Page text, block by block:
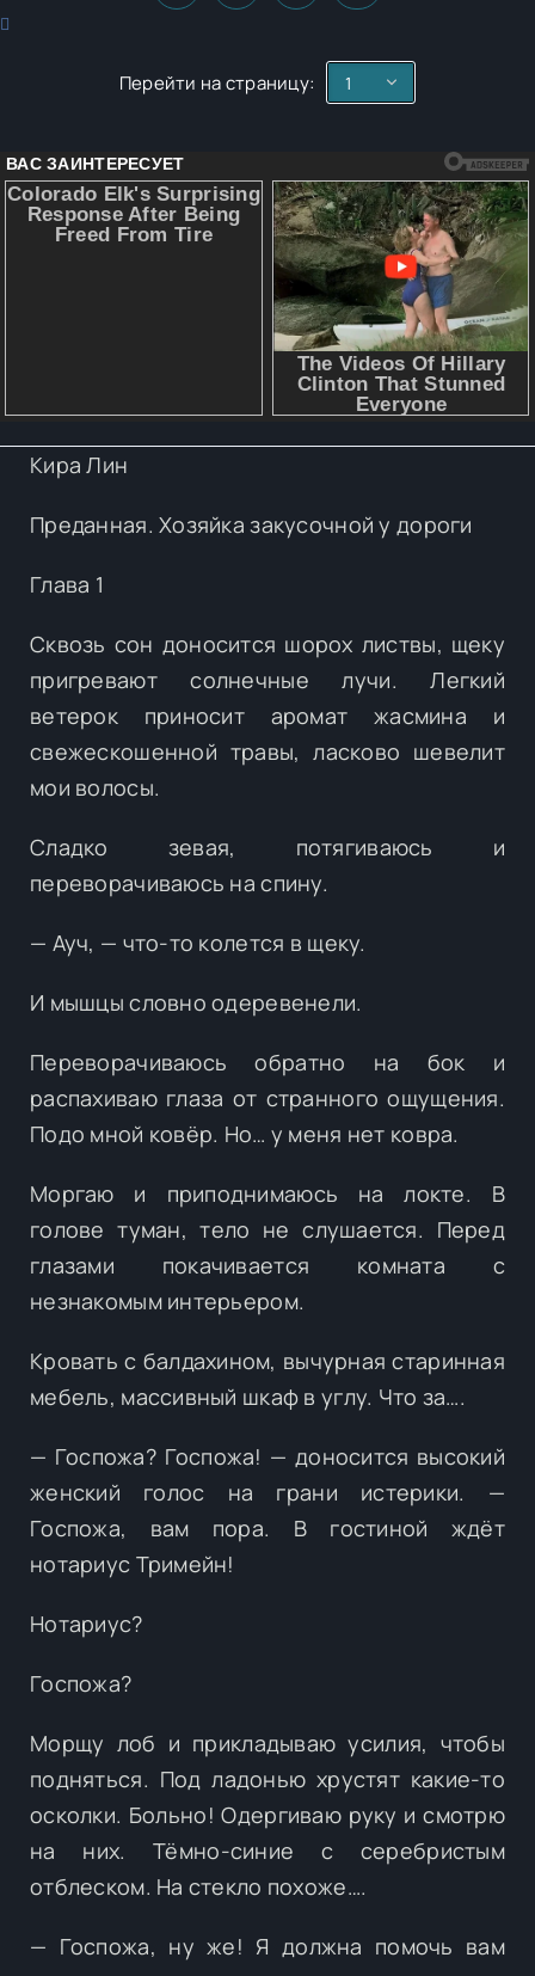
Перейти на страницу:
Кира Лин
Преданная. Хозяйка закусочной у дороги
Глава 1
Сквозь сон доносится шорох листвы, щеку
пригревают солнечные лучи. Легкий
ветерок приносит аромат жасмина и
свежескошенной травы, ласково шевелит
мои волосы.
Сладко зевая, потягиваюсь и
переворачиваюсь на спину.
— Ауч, — что-то колется в щеку.
И мышцы словно одеревенели.
Переворачиваюсь обратно на бок и
распахиваю глаза от странного ощущения.
Подо мной ковёр. Но… у меня нет ковра.
Моргаю и приподнимаюсь на локте. В
голове туман, тело не слушается. Перед
глазами покачивается комната с
незнакомым интерьером.
Кровать с балдахином, вычурная старинная
мебель, массивный шкаф в углу. Что за….
— Госпожа? Госпожа! — доносится высокий
женский голос на грани истерики. —
Госпожа, вам пора. В гостиной ждёт
нотариус Тримейн!
Нотариус?
Госпожа?
Морщу лоб и прикладываю усилия, чтобы
подняться. Под ладонью хрустят какие-то
осколки. Больно! Одергиваю руку и смотрю
на них. Тёмно-синие с серебристым
отблеском. На стекло похоже….
— Госпожа, ну же! Я должна помочь вам